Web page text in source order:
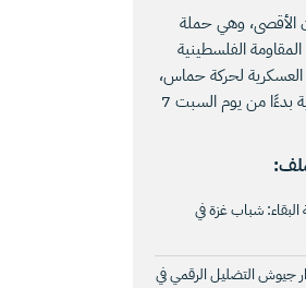
الأقصى، وهي حملة
الفلسطينية
العسكرية لحركة حماس،
ضد دولة الاحتلال الإسرائيلية بدءًا من يوم السبت 7
شباب غزة في
جيوش التضليل الرقمي في